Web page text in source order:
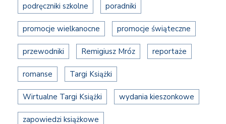
podręczniki szkolne poradniki
promocje wielkanocne promocje świąteczne
przewodniki Remigiusz Mróz reportaże
romanse Targi Książki
Wirtualne Targi Książki wydania kieszonkowe
zapowiedzi książkowe